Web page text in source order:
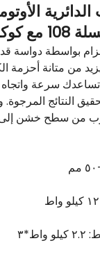
الدائرية
بواسطة دواسة
من متانة أحزمة
سرعة واتجاه
النتائج
من سطح خشن